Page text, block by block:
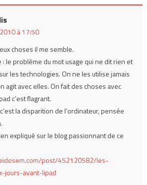
à 17:50
choses il me semble.
: le problème du mot usage qui ne dit rien et
les technologies. On ne les utilise jamais
agit avec elles. On fait des choses avec
c’est flagrant.
la disparition de l’ordinateur, pensée
expliqué sur le blog passionnant de ce
post/452120582/les-
jours-avant-lipad